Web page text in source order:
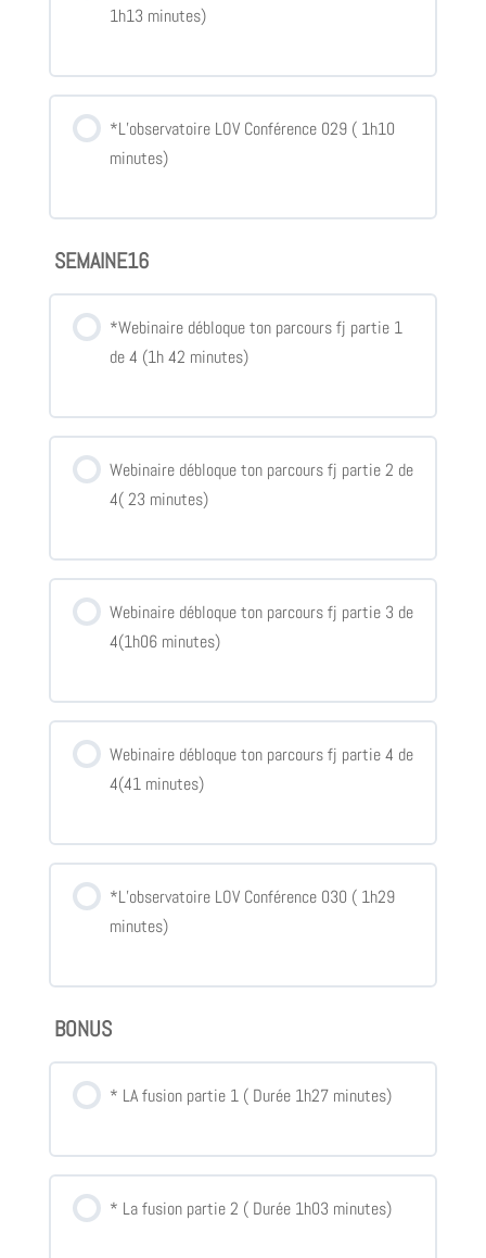
1h13 minutes)
*L’observatoire LOV Conférence 029 ( 1h10
minutes)
SEMAINE16
*Webinaire débloque ton parcours fj partie 1
de 4 (1h 42 minutes)
Webinaire débloque ton parcours fj partie 2 de
4( 23 minutes)
Webinaire débloque ton parcours fj partie 3 de
4(1h06 minutes)
Webinaire débloque ton parcours fj partie 4 de
4(41 minutes)
*L’observatoire LOV Conférence 030 ( 1h29
minutes)
BONUS
* LA fusion partie 1 ( Durée 1h27 minutes)
* La fusion partie 2 ( Durée 1h03 minutes)